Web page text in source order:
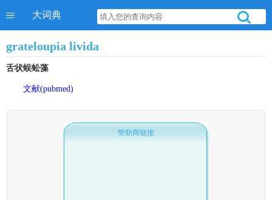
大词典
grateloupia livida
舌状蜈蚣藻
文献(pubmed)
赞助商链接